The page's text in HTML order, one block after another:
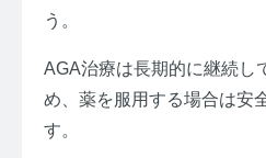
う。
AGA治療は長期的に継続し
め、薬を服用する場合は安
す。